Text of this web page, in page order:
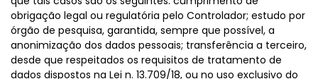
obrigação legal ou regulatória pelo Controlador; estudo por
órgão de pesquisa, garantida, sempre que possível, a
anonimização dos dados pessoais; transferência a terceiro,
desde que respeitados os requisitos de tratamento de
dados dispostos na Lei n. 13.709/18, ou no uso exclusivo do